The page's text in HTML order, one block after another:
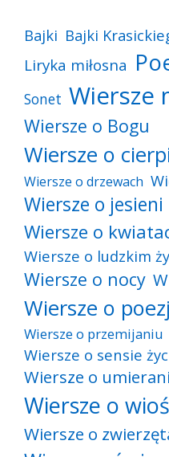
Bajki Bajki
Liryka miłosna
Sonet Wiersze
Wiersze o Bogu
Wiersze o
Wiersze o drzewach
Wiersze o jesieni
Wiersze o
Wiersze o ludzkim
Wiersze o nocy
Wiersze o
Wiersze o przemijaniu
Wiersze o sensie
Wiersze o
Wiersze o
Wiersze o